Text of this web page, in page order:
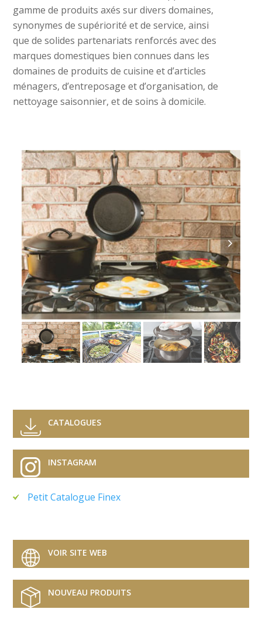
gamme de produits axés sur divers domaines,
synonymes de supériorité et de service, ainsi
que de solides partenariats renforcés avec des
marques domestiques bien connues dans les
domaines de produits de cuisine et d’articles
ménagers, d’entreposage et d’organisation, de
nettoyage saisonnier, et de soins à domicile.
CATALOGUES
INSTAGRAM
Petit Catalogue Finex
VOIR SITE WEB
NOUVEAU PRODUITS